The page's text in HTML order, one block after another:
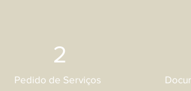
Pedido de Serviços
2